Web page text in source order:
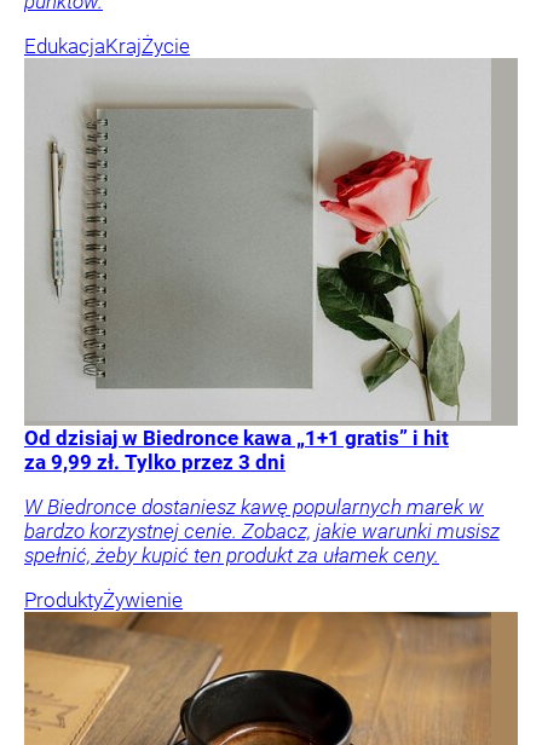
EdukacjaKrajŻycie
Od dzisiaj w Biedronce kawa „1+1 gratis” i hit
za 9,99 zł. Tylko przez 3 dni
W Biedronce dostaniesz kawę popularnych marek w
bardzo korzystnej cenie. Zobacz, jakie warunki musisz
spełnić, żeby kupić ten produkt za ułamek ceny.
ProduktyŻywienie